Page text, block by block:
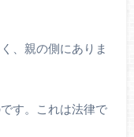
、親の側にありま
す。これは法律で